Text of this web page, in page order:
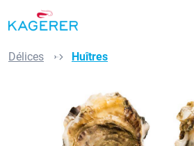
Passer au contenu principal
Délices Huîtres